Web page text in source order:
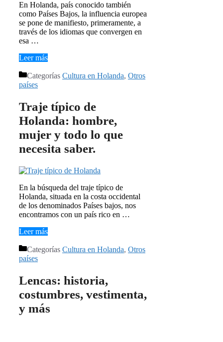
En Holanda, país conocido también
como Países Bajos, la influencia europea
se pone de manifiesto, primeramente, a
través de los idiomas que convergen en
esa …
Leer más
Categorías Cultura en Holanda, Otros
países
Traje típico de
Holanda: hombre,
mujer y todo lo que
necesita saber.
En la búsqueda del traje típico de
Holanda, situada en la costa occidental
de los denominados Países bajos, nos
encontramos con un país rico en …
Leer más
Categorías Cultura en Holanda, Otros
países
Lencas: historia,
costumbres, vestimenta,
y más